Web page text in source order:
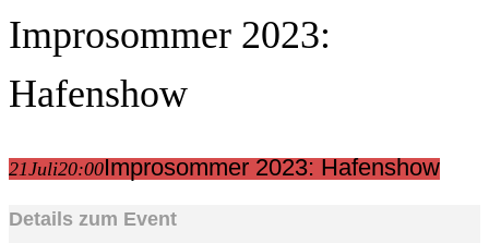
Improsommer 2023:
Hafenshow
21Juli20:00Improsommer 2023: Hafenshow
Details zum Event